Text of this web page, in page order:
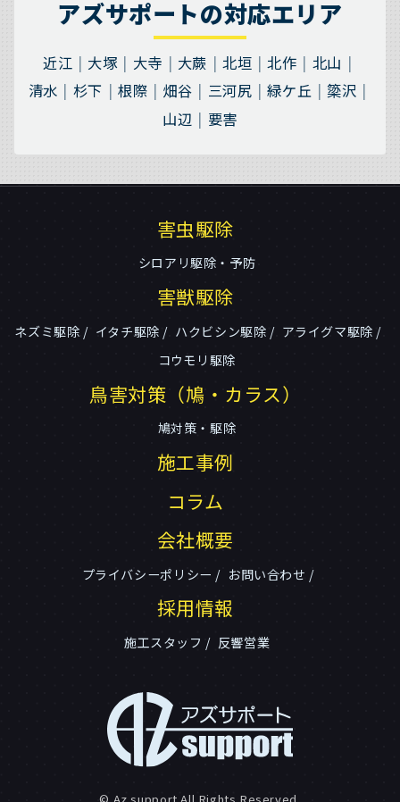
アズサポートの対応エリア
近江 大塚 大寺 大蕨 北垣 北作
北山
清水
杉下 根際 畑谷 三河尻 緑ケ丘
簗沢
山辺
要害
害虫駆除
シロアリ駆除・予防
害獣駆除
ネズミ駆除 イタチ駆除 ハクビシン駆除
アライグマ駆除
コウモリ駆除
鳥害対策（鳩・カラス）
鳩対策・駆除
施工事例
コラム
会社概要
プライバシーポリシー お問い合わせ
採用情報
施工スタッフ 反響営業